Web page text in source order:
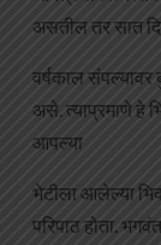
असतील तर सात
वर्षकाल संपल्यावर
असे. त्याप्रमाणे हे
आपल्या
भेटीला आलेल्या
परिपाठ होता.